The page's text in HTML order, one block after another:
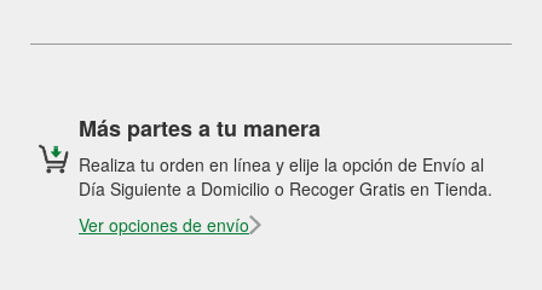
Más partes a tu manera
Realiza tu orden en línea y elije la opción de Envío al
Día Siguiente a Domicilio o Recoger Gratis en Tienda.
Ver opciones de envío